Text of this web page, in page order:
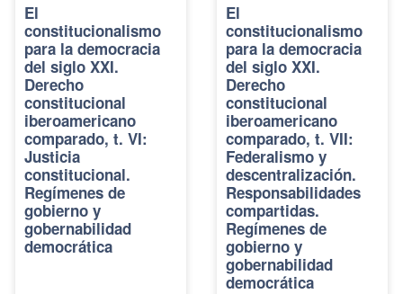
El
constitucionalismo
para la democracia
del siglo XXI.
Derecho
constitucional
iberoamericano
comparado, t. VI:
Justicia
constitucional.
Regímenes de
gobierno y
gobernabilidad
democrática
El
constitucionalismo
para la democracia
del siglo XXI.
Derecho
constitucional
iberoamericano
comparado, t. VII:
Federalismo y
descentralización.
Responsabilidades
compartidas.
Regímenes de
gobierno y
gobernabilidad
democrática